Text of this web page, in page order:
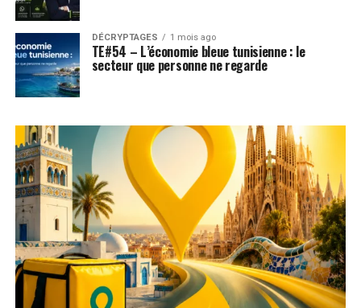
DÉCRYPTAGES 1 mois ago
TE#54 – L’économie bleue tunisienne : le
secteur que personne ne regarde